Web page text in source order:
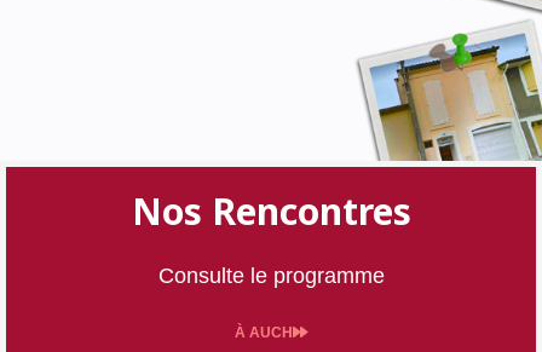
Nos Rencontres
Consulte le programme
À AUCH